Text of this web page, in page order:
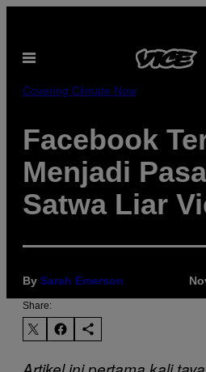
content
Open
Covering Climate Now
Facebook
Menjadi
Satwa Liar
By Sarah Emerson
Share: